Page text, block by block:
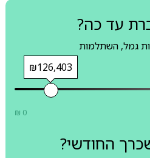
עד כה?
גמל, השתלמות
₪126,403
₪ 0
החודשי?